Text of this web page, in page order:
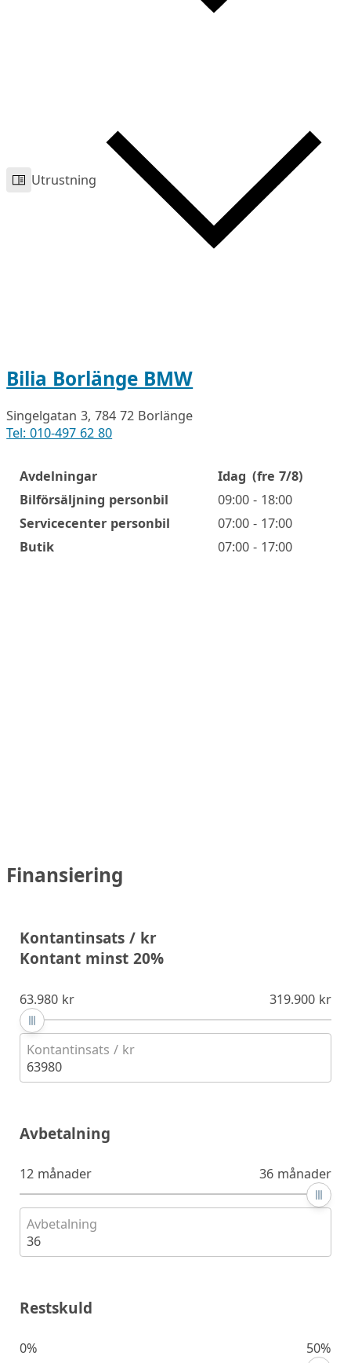
Utrustning
Bilia Borlänge BMW
Singelgatan 3, 784 72 Borlänge
Tel: 010-497 62 80
Öppettider
Avdelningar Idag (fre 7/8)
Bilförsäljning personbil
09:00 - 18:00
Servicecenter personbil
07:00 - 17:00
Butik
07:00 - 17:00
Finansiering
Kontantinsats / kr
Kontant minst 20%
63.980 kr 319.900 kr
Kontantinsats / kr
63980
Avbetalning
12 månader 36 månader
Avbetalning
36
Restskuld
0% 50%